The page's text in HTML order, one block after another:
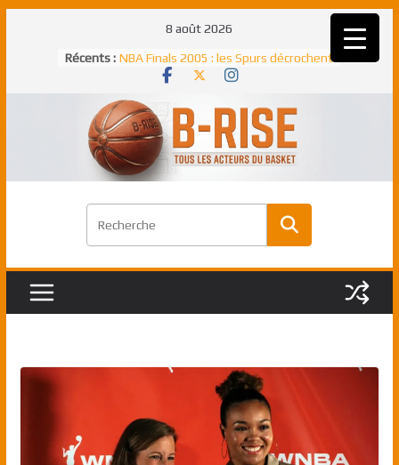
8 août 2026
Récents : meilleur défenseur d’une saison NBA
NBA Finals 2005 : les Spurs décrochent
face aux Pistons
NBA Finals 2021 : les Bucks et Giannis
Antetokounmpo triomphent, le Greek
Freek élu MVP
Shai Gilgeous-Alexander : son premier
match à plus de 40 points en NBA, le
canadien transcendant face aux Spurs
Pau Gasol dans l’histoire en 2002 :
l’année